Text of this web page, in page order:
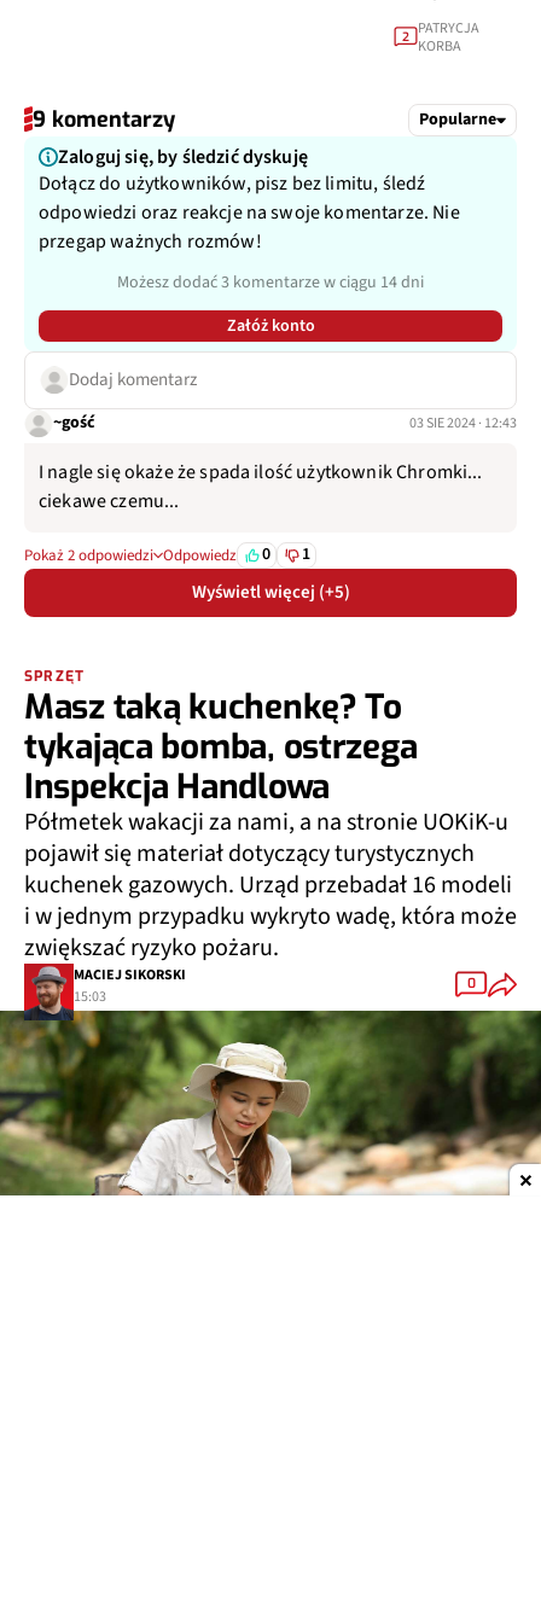
2
PATRYCJA
KORBA
9 komentarzy Popularne
Zaloguj się, by śledzić dyskuję
Dołącz do użytkowników, pisz bez limitu, śledź
odpowiedzi oraz reakcje na swoje komentarze. Nie
przegap ważnych rozmów!
Możesz dodać 3 komentarze w ciągu 14 dni
Załóż konto
Dodaj komentarz
~gość 03 SIE 2024 · 12:43
I nagle się okaże że spada ilość użytkownik Chromki...
ciekawe czemu...
Pokaż 2 odpowiedzi Odpowiedz 0 1
Wyświetl więcej (+5)
SPRZĘT
Masz taką kuchenkę? To
tykająca bomba, ostrzega
Inspekcja Handlowa
Półmetek wakacji za nami, a na stronie UOKiK-u
pojawił się materiał dotyczący turystycznych
kuchenek gazowych. Urząd przebadał 16 modeli
i w jednym przypadku wykryto wadę, która może
zwiększać ryzyko pożaru.
MACIEJ SIKORSKI
15:03
0